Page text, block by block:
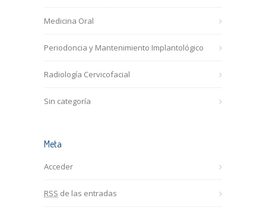
Medicina Oral
Periodoncia y Mantenimiento Implantológico
Radiología Cervicofacial
Sin categoría
Meta
Acceder
RSS de las entradas